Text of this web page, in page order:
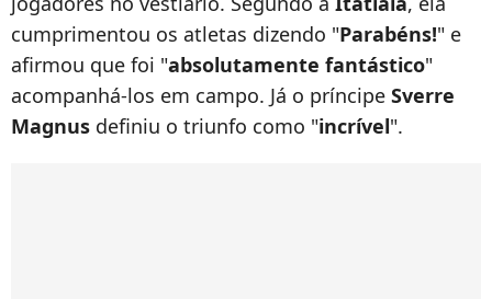
cumprimentou os atletas dizendo "Parabéns!" e
afirmou que foi "absolutamente fantástico"
acompanhá-los em campo. Já o príncipe Sverre
Magnus definiu o triunfo como "incrível".